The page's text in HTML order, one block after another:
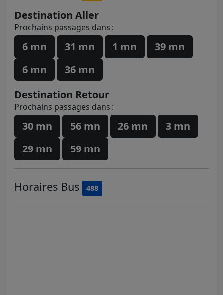
Destination Aller
Prochains passages dans :
6 mn 31 mn 1 mn
39 mn
6 mn
36 mn
Destination Retour
Prochains passages dans :
30 mn 56 mn 26 mn
3 mn
29 mn
59 mn
Horaires Bus 488